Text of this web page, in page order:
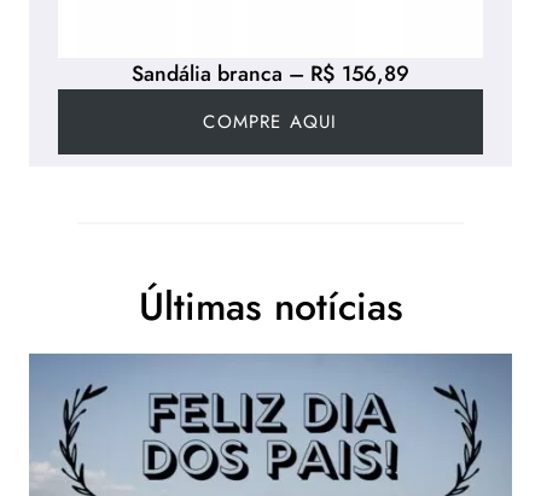
Sandália branca – R$ 156,89
COMPRE AQUI
Últimas notícias